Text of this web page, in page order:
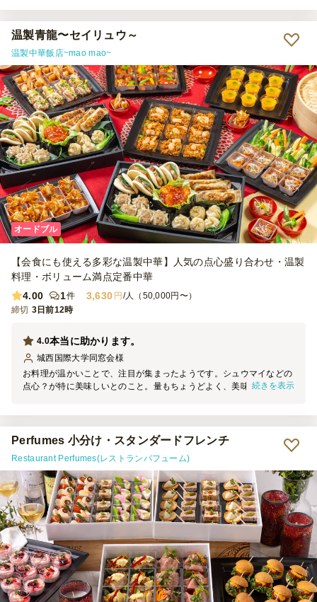
温製青龍〜セイリュウ～
温製中華飯店~mao mao~
オードブル
【会食にも使える多彩な温製中華】人気の点心盛り合わせ・温製
料理・ボリューム満点定番中華
4.00
1件 3,630 円/人（50,000円〜）
締切 3日前12時
本当に助かります。
4.0
城西国際大学同窓会様
お料理が温かいことで、注目が集まったようです。シュウマイなどの
点心？が特に美味しいとのこと。量もちょうどよく、美味しくて参加
続きを表示
Perfumes 小分け・スタンダードフレンチ
Restaurant Perfumes(レストランパフューム)